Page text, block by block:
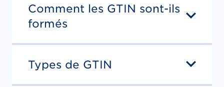
Comment les GTIN sont-ils
formés
Types de GTIN